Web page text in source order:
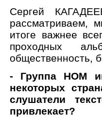
Сергей
рассматриваем,
итоге важнее
проходных
общественность,
- Группа НОМ
некоторых
слушатели
привлекает?